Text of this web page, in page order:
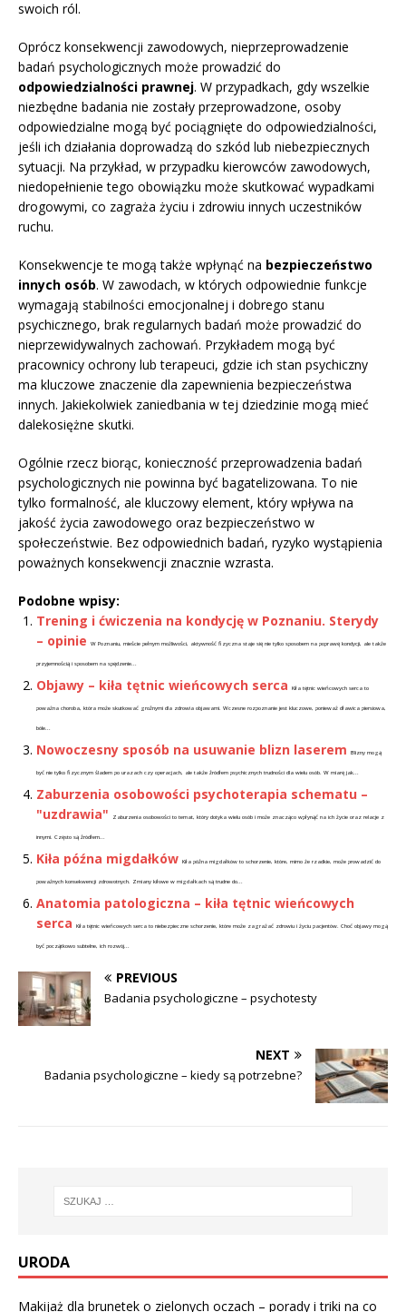
swoich ról.
Oprócz konsekwencji zawodowych, nieprzeprowadzenie
badań psychologicznych może prowadzić do
odpowiedzialności prawnej. W przypadkach, gdy wszelkie
niezbędne badania nie zostały przeprowadzone, osoby
odpowiedzialne mogą być pociągnięte do odpowiedzialności,
jeśli ich działania doprowadzą do szkód lub niebezpiecznych
sytuacji. Na przykład, w przypadku kierowców zawodowych,
niedopełnienie tego obowiązku może skutkować wypadkami
drogowymi, co zagraża życiu i zdrowiu innych uczestników
ruchu.
Konsekwencje te mogą także wpłynąć na bezpieczeństwo
innych osób. W zawodach, w których odpowiednie funkcje
wymagają stabilności emocjonalnej i dobrego stanu
psychicznego, brak regularnych badań może prowadzić do
nieprzewidywalnych zachowań. Przykładem mogą być
pracownicy ochrony lub terapeuci, gdzie ich stan psychiczny
ma kluczowe znaczenie dla zapewnienia bezpieczeństwa
innych. Jakiekolwiek zaniedbania w tej dziedzinie mogą mieć
dalekosiężne skutki.
Ogólnie rzecz biorąc, konieczność przeprowadzenia badań
psychologicznych nie powinna być bagatelizowana. To nie
tylko formalność, ale kluczowy element, który wpływa na
jakość życia zawodowego oraz bezpieczeństwo w
społeczeństwie. Bez odpowiednich badań, ryzyko wystąpienia
poważnych konsekwencji znacznie wzrasta.
Podobne wpisy:
Trening i ćwiczenia na kondycję w Poznaniu. Sterydy
– opinie
W Poznaniu, mieście pełnym możliwości, aktywność fizyczna staje się nie tylko sposobem na poprawę kondycji, ale także
przyjemnością i sposobem na spędzenie...
Objawy – kiła tętnic wieńcowych serca Kiła tętnic wieńcowych serca to
poważna choroba, która może skutkować groźnymi dla zdrowia objawami. Wczesne rozpoznanie jest kluczowe, ponieważ dławica piersiowa,
bóle...
Nowoczesny sposób na usuwanie blizn laserem Blizny mogą
być nie tylko fizycznym śladem po urazach czy operacjach, ale także źródłem psychicznych trudności dla wielu osób. W miarę jak...
Zaburzenia osobowości psychoterapia schematu –
"uzdrawia"
Zaburzenia osobowości to temat, który dotyka wielu osób i może znacząco wpłynąć na ich życie oraz relacje z
innymi. Często są źródłem...
Kiła późna migdałków Kiła późna migdałków to schorzenie, które, mimo że rzadkie, może prowadzić do
poważnych konsekwencji zdrowotnych. Zmiany kiłowe w migdałkach są trudne do...
Anatomia patologiczna – kiła tętnic wieńcowych
serca
Kiła tętnic wieńcowych serca to niebezpieczne schorzenie, które może zagrażać zdrowiu i życiu pacjentów. Choć objawy mogą
być początkowo subtelne, ich rozwój...
PREVIOUS
Badania psychologiczne – psychotesty
NEXT
Badania psychologiczne – kiedy są potrzebne?
URODA
Makijaż dla brunetek o zielonych oczach – porady i triki na co